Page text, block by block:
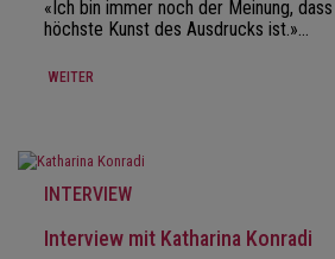
«Ich bin immer noch der Meinung,
höchste Kunst des Ausdrucks ist.»…
WEITER
INTERVIEW
Interview mit Katharina Konradi